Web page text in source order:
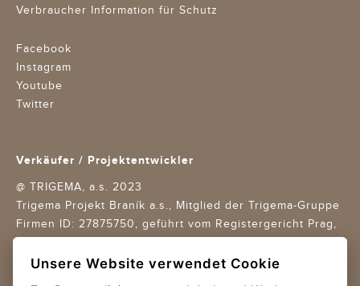
Verbraucher Information für Schutz
Facebook
Instagram
Youtube
Twitter
Verkäufer / Projektentwickler
@ TRIGEMA, a.s. 2023
Trigema Projekt Braník a.s., Mitglied der Trigema-Gruppe
Firmen ID: 27875750, geführt vom Registergericht Prag,
Geschäftsbedingungen /Datenschutz/
Unsere Website verwendet Cookie